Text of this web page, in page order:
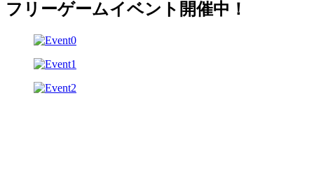
フリーゲームイベント開催中！